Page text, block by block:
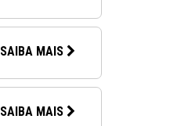
SAIBA MAIS
SAIBA MAIS